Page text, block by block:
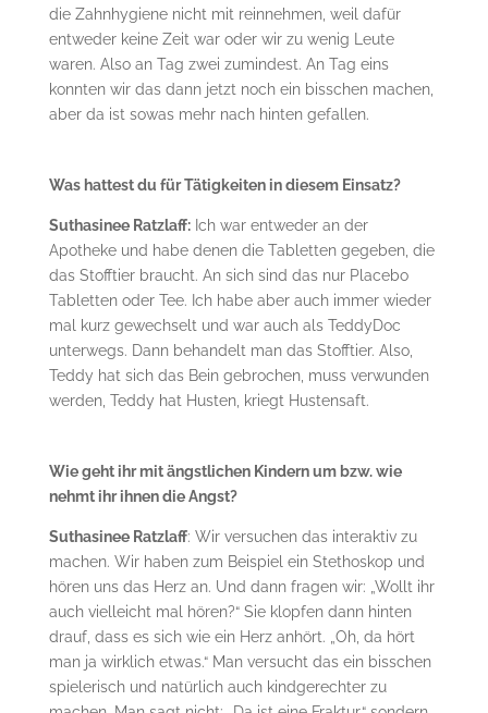
die Zahnhygiene nicht mit reinnehmen, weil dafür
entweder keine Zeit war oder wir zu wenig Leute
waren. Also an Tag zwei zumindest. An Tag eins
konnten wir das dann jetzt noch ein bisschen machen,
aber da ist sowas mehr nach hinten gefallen.
Was hattest du für Tätigkeiten in diesem Einsatz?
Suthasinee Ratzlaff:Ich war entweder an der
Apotheke und habe denen die Tabletten gegeben, die
das Stofftier braucht. An sich sind das nur Placebo
Tabletten oder Tee. Ich habe aber auch immer wieder
mal kurz gewechselt und war auch als TeddyDoc
unterwegs. Dann behandelt man das Stofftier. Also,
Teddy hat sich das Bein gebrochen, muss verwunden
werden, Teddy hat Husten, kriegt Hustensaft.
Wie geht ihr mit ängstlichen Kindern um bzw. wie
nehmt ihr ihnen die Angst?
Suthasinee Ratzlaff: Wir versuchen das interaktiv zu
machen. Wir haben zum Beispiel ein Stethoskop und
hören uns das Herz an. Und dann fragen wir: „Wollt ihr
auch vielleicht mal hören?“ Sie klopfen dann hinten
drauf, dass es sich wie ein Herz anhört. „Oh, da hört
man ja wirklich etwas.“ Man versucht das ein bisschen
spielerisch und natürlich auch kindgerechter zu